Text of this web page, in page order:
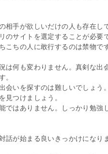
手が欲しいだけの人も存在し
サイトを選定することが必要
こちの人に敢行するのは禁物で
何も変わりません。真剣な出
。
会いを探すのは難しいでしょう
見つけましょう。
はありません。しっかり勉強
話が始まる良いきっかけになり